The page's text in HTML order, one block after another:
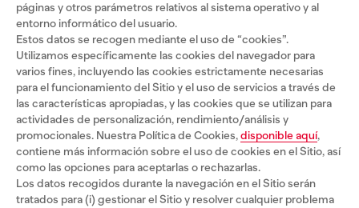
páginas y otros parámetros relativos al sistema operativo y al
entorno informático del usuario.
Estos datos se recogen mediante el uso de “cookies”.
Utilizamos específicamente las cookies del navegador para
varios fines, incluyendo las cookies estrictamente necesarias
para el funcionamiento del Sitio y el uso de servicios a través de
las características apropiadas, y las cookies que se utilizan para
actividades de personalización, rendimiento/análisis y
promocionales. Nuestra Política de Cookies,disponible aquí,
contiene más información sobre el uso de cookies en el Sitio, así
como las opciones para aceptarlas o rechazarlas.
Los datos recogidos durante la navegación en el Sitio serán
tratados para (i) gestionar el Sitio y resolver cualquier problema